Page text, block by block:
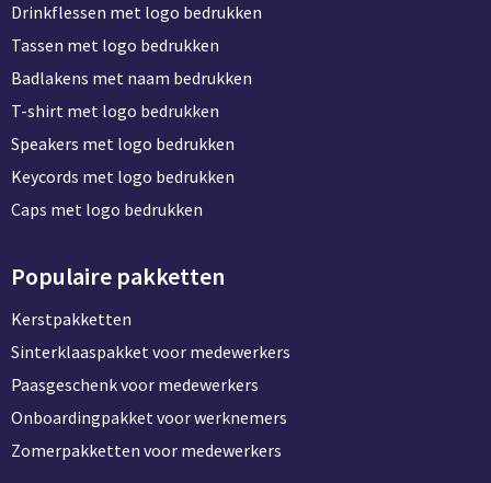
BBQ artikelen
Drinkflessen met logo bedrukken
Tassen met logo bedrukken
Badlakens met naam bedrukken
T-shirt met logo bedrukken
Speakers met logo bedrukken
Keycords met logo bedrukken
Caps met logo bedrukken
Populaire pakketten
Kerstpakketten
Sinterklaaspakket voor medewerkers
Paasgeschenk voor medewerkers
Onboardingpakket voor werknemers
Zomerpakketten voor medewerkers